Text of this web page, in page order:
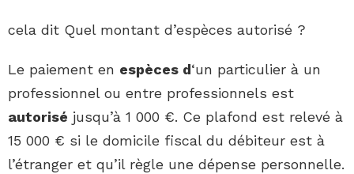
cela dit Quel montant d’espèces autorisé ?
Le paiement en espèces d‘un particulier à un
professionnel ou entre professionnels est
autorisé jusqu’à 1 000 €. Ce plafond est relevé à
15 000 € si le domicile fiscal du débiteur est à
l’étranger et qu’il règle une dépense personnelle.